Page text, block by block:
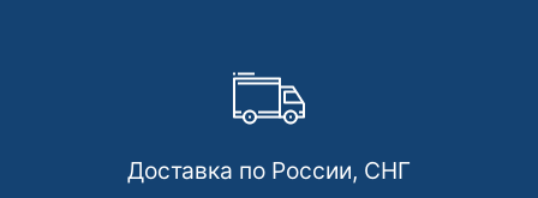
Доставка по России, СНГ